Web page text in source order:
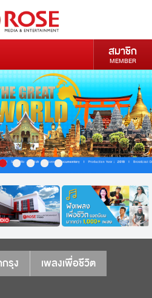
สมาชิก
MEMBER
รุง
เพลงเพื่อชีวิต